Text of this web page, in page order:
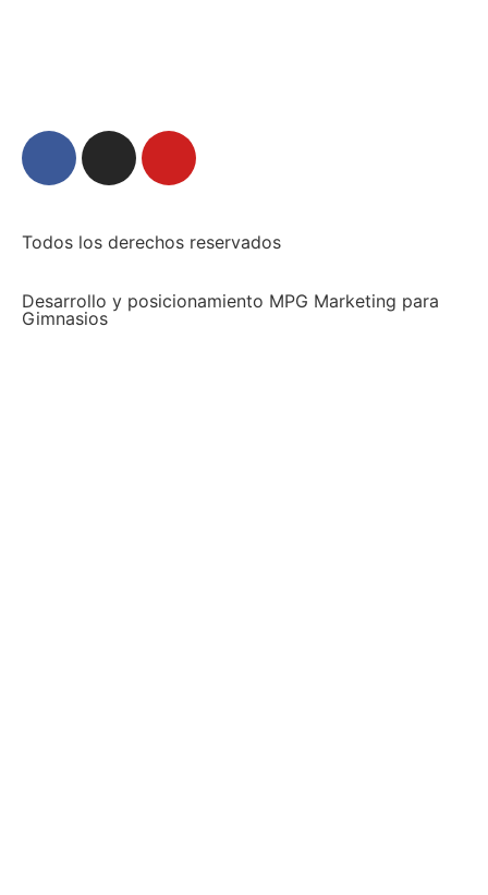
Todos los derechos reservados
Desarrollo y posicionamiento MPG Marketing para
Gimnasios